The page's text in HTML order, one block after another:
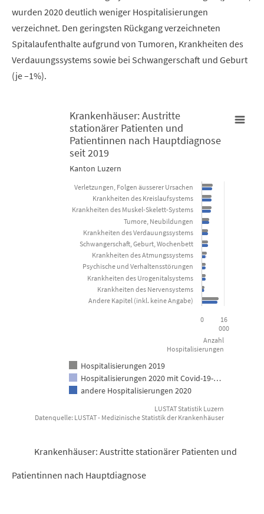
wurden 2020 deutlich weniger Hospitalisierungen
verzeichnet. Den geringsten Rückgang verzeichneten
Spitalaufenthalte aufgrund von Tumoren, Krankheiten des
Verdauungssystems sowie bei Schwangerschaft und Geburt
(je –1%).
Krankenhäuser: Austritte stationärer Patienten und
Bar chart with 3 data series.
View as data table, Krankenhäuser: Austritte stationärer
The chart has 1 X axis displaying categories.
The chart has 1 Y axis displaying Anzahl Hospitalisierungen.
Anzahl
Hospitalisierungen
Krankenhäuser: Austritte
stationärer Patienten und
Patientinnen nach Hauptdiagnose
seit 2019
Kanton Luzern
Hospitalisierungen 2019
Hospitalisierungen 2020 mit Covid-19-…
andere Hospitalisierungen 2020
0
16
000
Verletzungen, Folgen äusserer Ursachen
Krankheiten des Kreislaufsystems
Krankheiten des Muskel-Skelett-Systems
Tumore, Neubildungen
Krankheiten des Verdauungssystems
Schwangerschaft, Geburt, Wochenbett
Krankheiten des Atmungssystems
Psychische und Verhaltensstörungen
Krankheiten des Urogenitalsystems
Krankheiten des Nervensystems
Andere Kapitel (inkl. keine Angabe)
LUSTAT Statistik Luzern
Datenquelle: LUSTAT - Medizinische Statistik der Krankenhäuser
Krankenhäuser: Austritte stationärer Patienten und
Patientinnen nach Hauptdiagnose